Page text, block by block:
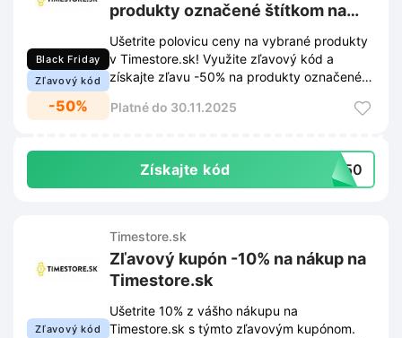
Black Friday
Zľavový kód
-50%
produkty označené štítkom na
Timestore.sk
Ušetrite polovicu ceny na vybrané produkty
v Timestore.sk! Využite zľavový kód a
získajte zľavu -50% na produkty označené
Platné do 30.11.2025
Získajte kód BF50
Zľavový kód
Timestore.sk
Zľavový kupón -10% na nákup na
Timestore.sk
Ušetrite 10% z vášho nákupu na
Timestore.sk s týmto zľavovým kupónom.